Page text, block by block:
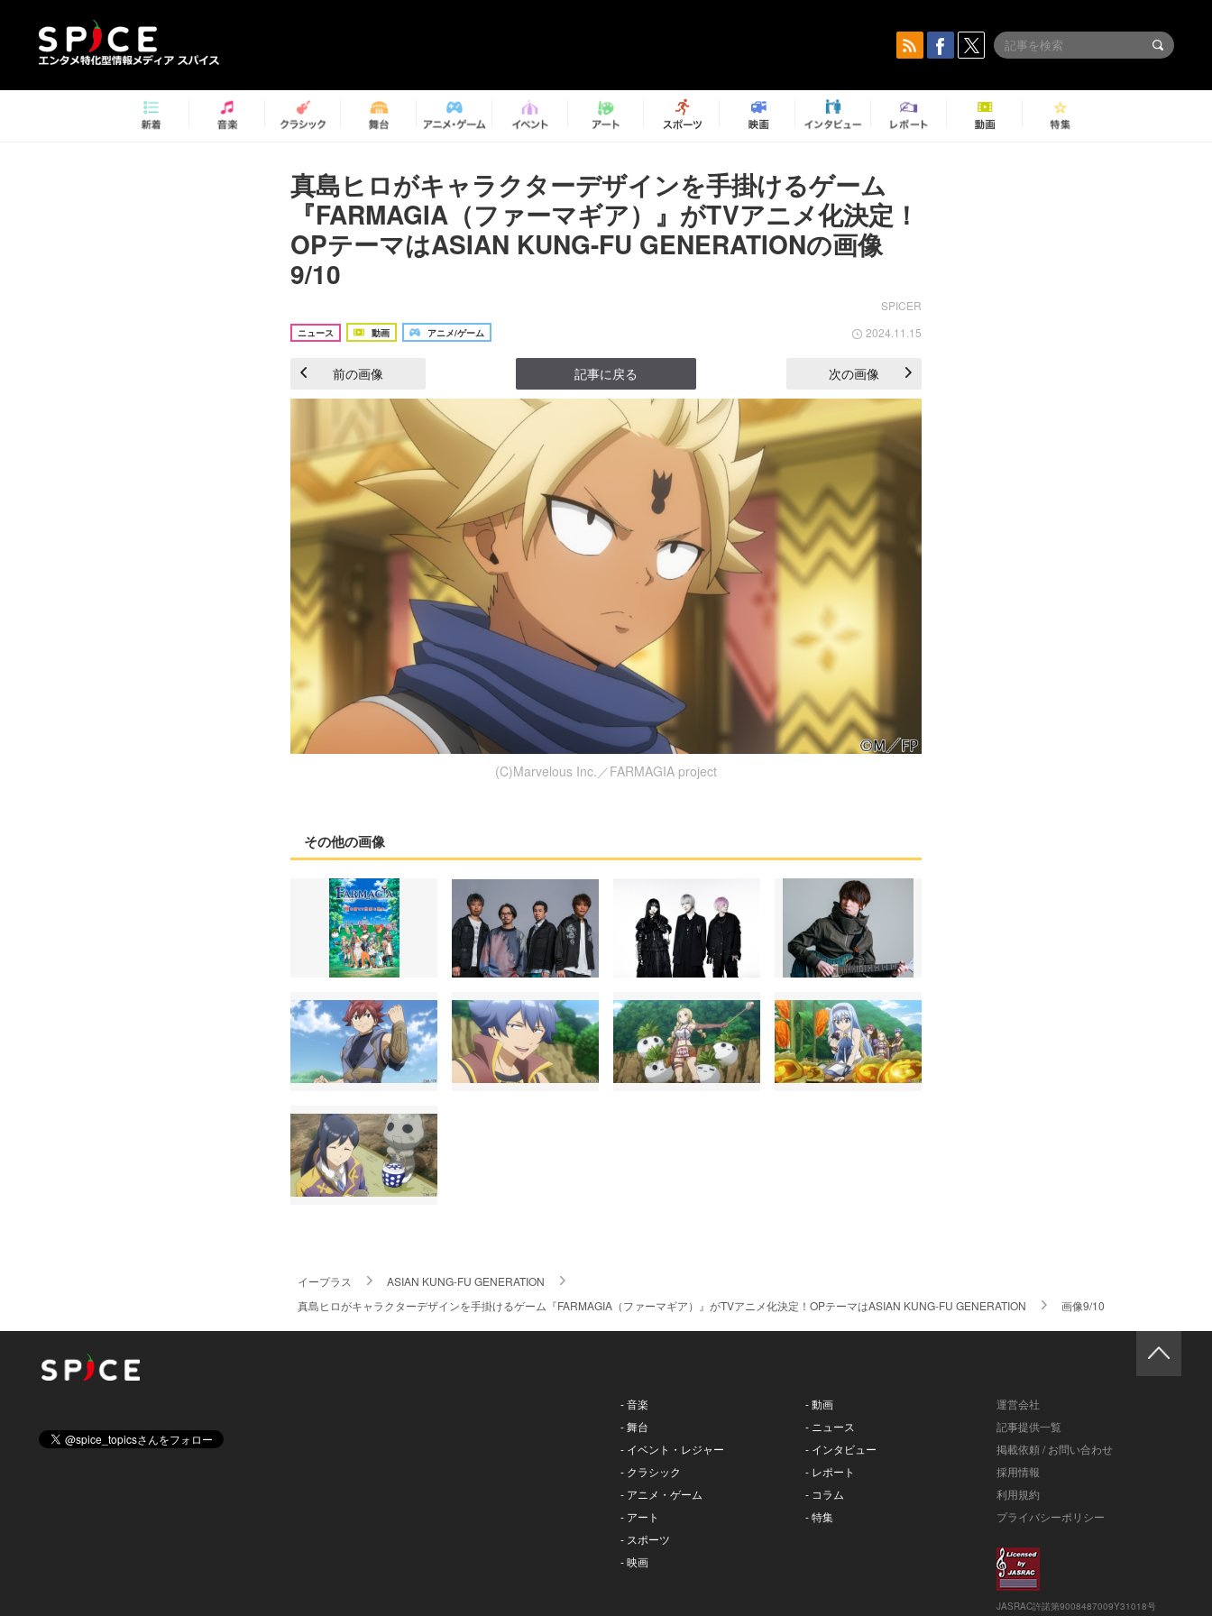
真島ヒロがキャラクターデザインを手掛けるゲーム
『FARMAGIA（ファーマギア）』がTVアニメ化決定！
OPテーマはASIAN KUNG-FU GENERATIONの画像
9/10
SPICER
ニュース 動画 アニメ/ゲーム 2024.11.15
前の画像 記事に戻る 次の画像
(C)Marvelous Inc.／FARMAGIA project
その他の画像
イープラス
ASIAN KUNG-FU GENERATION
真島ヒロがキャラクターデザインを手掛けるゲーム『FARMAGIA（ファーマギア）』がTVアニメ化決定！OPテーマはASIAN KUNG-FU GENERATION
画像9/10
- 音楽
- 舞台
- イベント・レジャー
- クラシック
- アニメ・ゲーム
- アート
- スポーツ
- 映画
- 動画
- ニュース
- インタビュー
- レポート
- コラム
- 特集
運営会社
記事提供一覧
掲載依頼 / お問い合わせ
採用情報
利用規約
プライバシーポリシー
JASRAC許諾第9008487009Y31018号